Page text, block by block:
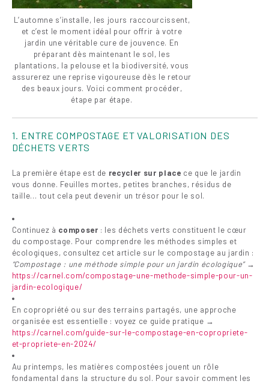
L’automne s’installe, les jours raccourcissent,
et c’est le moment idéal pour offrir à votre
jardin une véritable cure de jouvence. En
préparant dès maintenant le sol, les
plantations, la pelouse et la biodiversité, vous
assurerez une reprise vigoureuse dès le retour
des beaux jours. Voici comment procéder,
étape par étape.
1. ENTRE COMPOSTAGE ET VALORISATION DES
DÉCHETS VERTS
La première étape est de recycler sur place ce que le jardin
vous donne. Feuilles mortes, petites branches, résidus de
taille… tout cela peut devenir un trésor pour le sol.
Continuez à composer : les déchets verts constituent le cœur
du compostage. Pour comprendre les méthodes simples et
écologiques, consultez cet article sur le compostage au jardin :
“Compostage : une méthode simple pour un jardin écologique”→
https://carnel.com/compostage-une-methode-simple-pour-un-
jardin-ecologique/
En copropriété ou sur des terrains partagés, une approche
organisée est essentielle : voyez ce guide pratique →
https://carnel.com/guide-sur-le-compostage-en-copropriete-
et-propriete-en-2024/
Au printemps, les matières compostées jouent un rôle
fondamental dans la structure du sol. Pour savoir comment les